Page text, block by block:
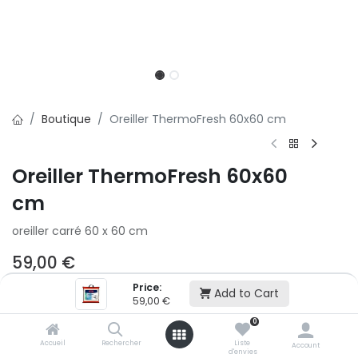
Price:
59,00 € Add to Cart
Accueil Rechercher
0
Liste
d'envies
Account
Boutique Oreiller ThermoFresh 60x60 cm
Oreiller ThermoFresh 60x60
cm
oreiller carré 60 x 60 cm
59,00 €
Ajouter au panier